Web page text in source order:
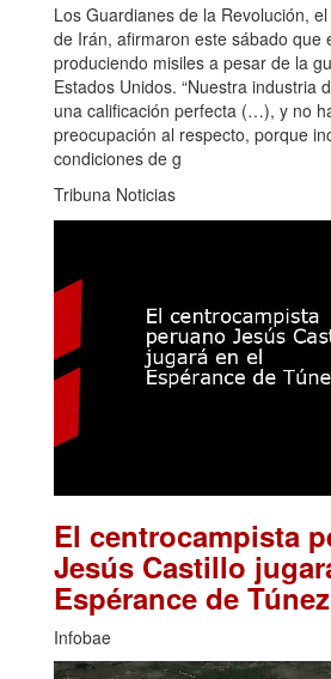
Los Guardianes de la Revolución,
de Irán, afirmaron este sábado que
produciendo misiles a pesar de la
Estados Unidos. “Nuestra industria
una calificación perfecta (…), y no
preocupación al respecto, porque
condiciones de g
Tribuna Noticias
El centrocampista
Jesús Castillo
Espérance de Túnez
Infobae